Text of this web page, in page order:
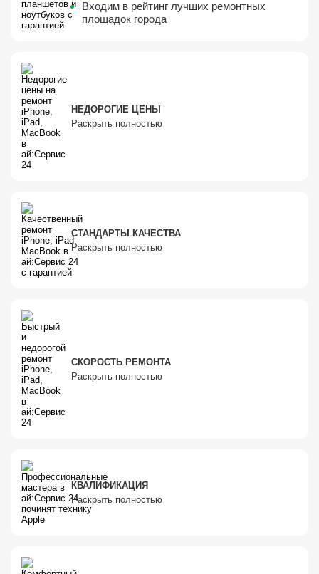
Входим в рейтинг лучших ремонтных
площадок города
НЕДОРОГИЕ ЦЕНЫ
Раскрыть полностью
СТАНДАРТЫ КАЧЕСТВА
Раскрыть полностью
СКОРОСТЬ РЕМОНТА
Раскрыть полностью
КВАЛИФИКАЦИЯ
Раскрыть полностью